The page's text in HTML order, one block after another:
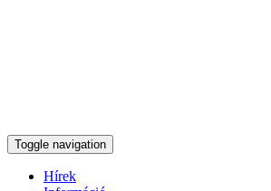
Toggle navigation
Hírek